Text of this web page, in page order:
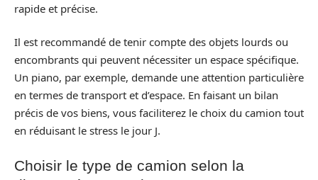
rapide et précise.
Il est recommandé de tenir compte des objets lourds ou
encombrants qui peuvent nécessiter un espace spécifique.
Un piano, par exemple, demande une attention particulière
en termes de transport et d’espace. En faisant un bilan
précis de vos biens, vous faciliterez le choix du camion tout
en réduisant le stress le jour J.
Choisir le type de camion selon la